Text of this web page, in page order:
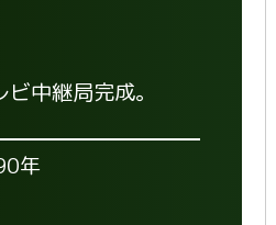
中継局完成。
年